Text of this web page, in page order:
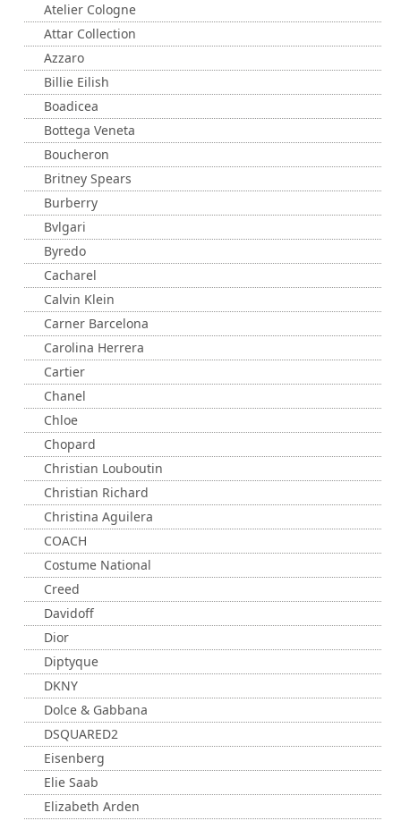
Atelier Cologne
Attar Collection
Azzaro
Billie Eilish
Boadicea
Bottega Veneta
Boucheron
Britney Spears
Burberry
Bvlgari
Byredo
Cacharel
Calvin Klein
Carner Barcelona
Carolina Herrera
Cartier
Chanel
Chloe
Chopard
Christian Louboutin
Christian Richard
Christina Aguilera
COACH
Costume National
Creed
Davidoff
Dior
Diptyque
DKNY
Dolce & Gabbana
DSQUARED2
Eisenberg
Elie Saab
Elizabeth Arden